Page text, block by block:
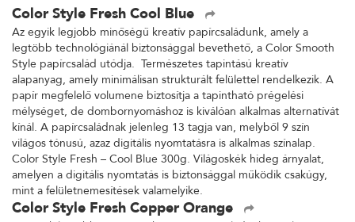
Color Style Fresh Cool Blue
Az egyik legjobb minőségű kreatív papírcsaládunk, amely a
legtöbb technológiánál biztonsággal bevethető, a Color Smooth
Style papírcsalád utódja. Természetes tapintású kreatív
alapanyag, amely minimálisan strukturált felülettel rendelkezik. A
papír megfelelő volumene biztosítja a tapintható prégelési
mélységet, de dombornyomáshoz is kiválóan alkalmas alternatívát
kínál. A papírcsaládnak jelenleg 13 tagja van, melyből 9 szín
világos tónusú, azaz digitális nyomtatásra is alkalmas színalap.
Color Style Fresh – Cool Blue 300g. Világoskék hideg árnyalat,
amelyen a digitális nyomtatás is biztonsággal működik csakúgy,
mint a felületnemesítések valamelyike.
Color Style Fresh Copper Orange